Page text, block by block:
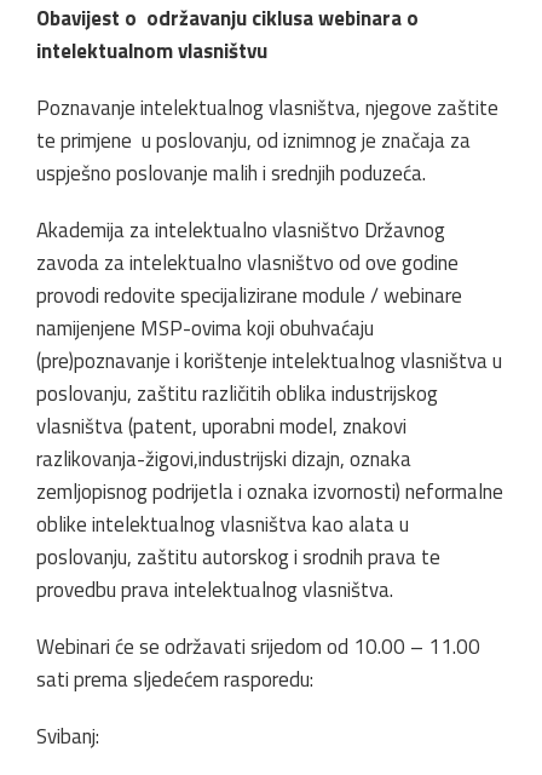
Obavijest o održavanju ciklusa webinara o
intelektualnom vlasništvu
Poznavanje intelektualnog vlasništva, njegove zaštite
te primjene u poslovanju, od iznimnog je značaja za
uspješno poslovanje malih i srednjih poduzeća.
Akademija za intelektualno vlasništvo Državnog
zavoda za intelektualno vlasništvo od ove godine
provodi redovite specijalizirane module / webinare
namijenjene MSP-ovima koji obuhvaćaju
(pre)poznavanje i korištenje intelektualnog vlasništva u
poslovanju, zaštitu različitih oblika industrijskog
vlasništva (patent, uporabni model, znakovi
razlikovanja-žigovi,industrijski dizajn, oznaka
zemljopisnog podrijetla i oznaka izvornosti) neformalne
oblike intelektualnog vlasništva kao alata u
poslovanju, zaštitu autorskog i srodnih prava te
provedbu prava intelektualnog vlasništva.
Webinari će se održavati srijedom od 10.00 – 11.00
sati prema sljedećem rasporedu:
Svibanj: